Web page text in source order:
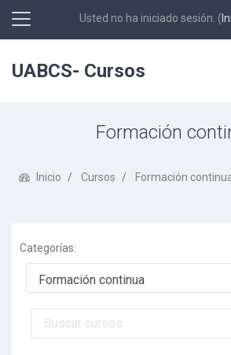
Pánel lateralUsted no ha iniciado sesión. (
UABCS- Cursos
Formación
Inicio Cursos Formación
Categorías:
Buscar cursos